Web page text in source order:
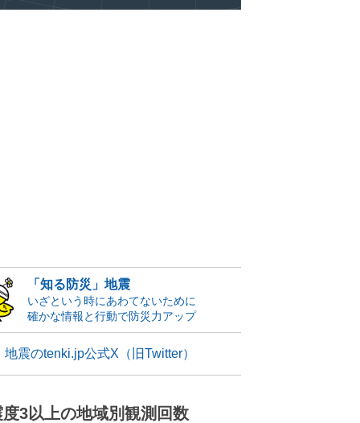
「知る防災」地震
いざという時にあわてないために
確かな情報と行動で防災力アップ
地震のtenki.jp公式X（旧Twitter）
度3以上の地域別観測回数